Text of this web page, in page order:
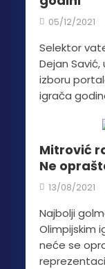
05/12/2021
Selektor
Dejan
izboru
igrača
Mitrović
Ne
13/08/2021
Najbolji
Olimpijskim
neće se